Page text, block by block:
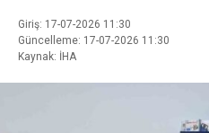
Giriş: 17-07-2026 11:30
Güncelleme: 17-07-2026 11:30
Kaynak: İHA